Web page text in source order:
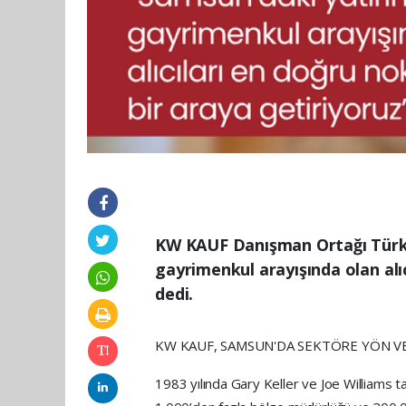
KW KAUF Danışman Ortağı
gayrimenkul arayışında olan
dedi.
KW KAUF, SAMSUN'DA SEKTÖRE YÖN
1983 yılında Gary Keller ve Joe Williams